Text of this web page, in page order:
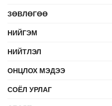
ЗӨВЛӨГӨӨ
НИЙГЭМ
НИЙТЛЭЛ
ОНЦЛОХ МЭДЭЭ
СОЁЛ УРЛАГ